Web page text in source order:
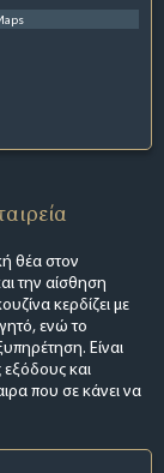
θέα στον
την αίσθηση
κερδίζει με
ενώ το
Είναι
εξόδους και
που σε κάνει να